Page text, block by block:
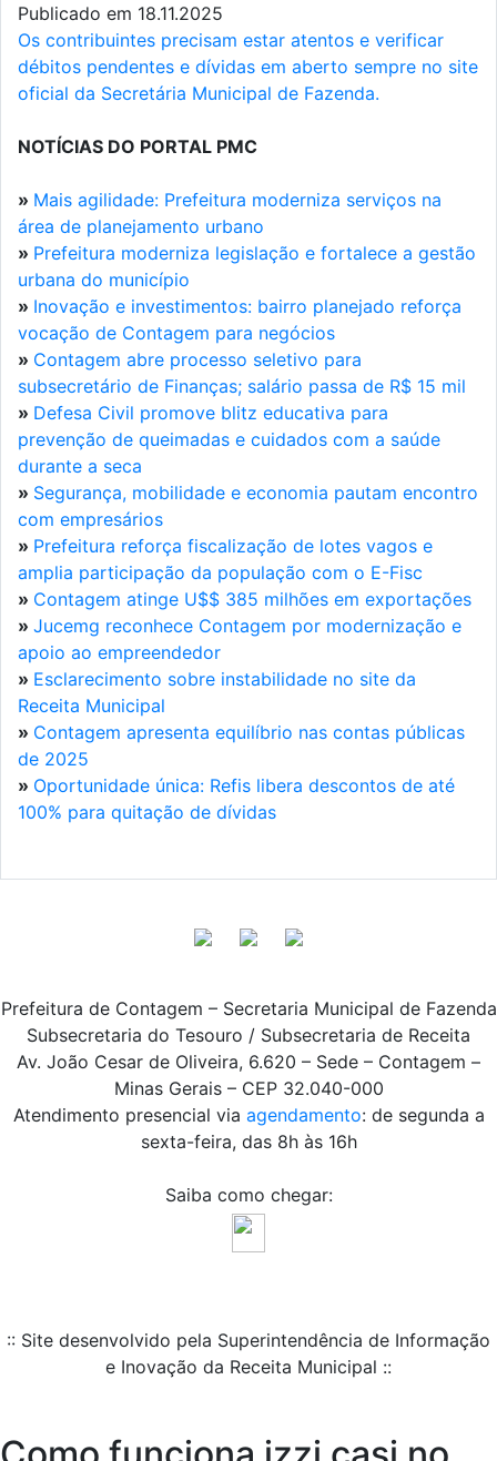
Publicado em 18.11.2025
Os contribuintes precisam estar atentos e verificar
débitos pendentes e dívidas em aberto sempre no site
oficial da Secretária Municipal de Fazenda.
NOTÍCIAS DO PORTAL PMC
» Mais agilidade: Prefeitura moderniza serviços na
área de planejamento urbano
» Prefeitura moderniza legislação e fortalece a gestão
urbana do município
» Inovação e investimentos: bairro planejado reforça
vocação de Contagem para negócios
» Contagem abre processo seletivo para
subsecretário de Finanças; salário passa de R$ 15 mil
» Defesa Civil promove blitz educativa para
prevenção de queimadas e cuidados com a saúde
durante a seca
» Segurança, mobilidade e economia pautam encontro
com empresários
» Prefeitura reforça fiscalização de lotes vagos e
amplia participação da população com o E-Fisc
» Contagem atinge U$$ 385 milhões em exportações
» Jucemg reconhece Contagem por modernização e
apoio ao empreendedor
» Esclarecimento sobre instabilidade no site da
Receita Municipal
» Contagem apresenta equilíbrio nas contas públicas
de 2025
» Oportunidade única: Refis libera descontos de até
100% para quitação de dívidas
Prefeitura de Contagem – Secretaria Municipal de Fazenda
Subsecretaria do Tesouro / Subsecretaria de Receita
Av. João Cesar de Oliveira, 6.620 – Sede – Contagem –
Minas Gerais – CEP 32.040-000
Atendimento presencial via agendamento: de segunda a
sexta-feira, das 8h às 16h
Saiba como chegar:
:: Site desenvolvido pela Superintendência de Informação
e Inovação da Receita Municipal ::